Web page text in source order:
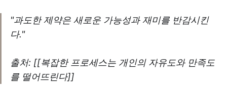
"과도한 제약은 새로운 가능성과 재미를 반감시킨
다."
출처: [[복잡한 프로세스는 개인의 자유도와 만족도
를 떨어뜨린다]]